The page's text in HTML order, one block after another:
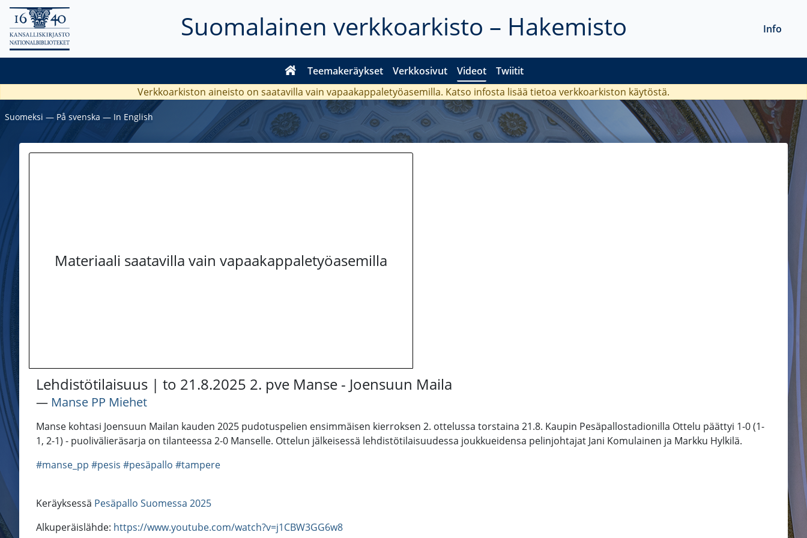
Suomalainen verkkoarkisto – Hakemisto
Teemakeräykset Verkkosivut Videot Twiitit
Info
Verkkoarkiston aineisto on saatavilla vain vapaakappaletyöasemilla. Katso infosta lisää tietoa verkkoarkiston käytöstä.
Suomeksi ― På svenska ― In English
Materiaali saatavilla vain vapaakappaletyöasemilla
Lehdistötilaisuus | to 21.8.2025 2. pve Manse - Joensuun Maila
― Manse PP Miehet
Manse kohtasi Joensuun Mailan kauden 2025 pudotuspelien ensimmäisen kierroksen 2. ottelussa torstaina 21.8. Kaupin Pesäpallostadionilla Ottelu päättyi 1-0 (1-
1, 2-1) - puolivälieräsarja on tilanteessa 2-0 Manselle. Ottelun jälkeisessä lehdistötilaisuudessa joukkueidensa pelinjohtajat Jani Komulainen ja Markku Hylkilä.
#manse_pp #pesis #pesäpallo #tampere
Keräyksessä Pesäpallo Suomessa 2025
Alkuperäislähde: https://www.youtube.com/watch?v=j1CBW3GG6w8